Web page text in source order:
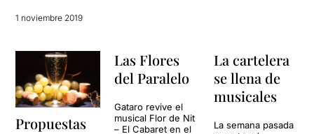
1 noviembre 2019
Propuestas
Las Flores
del Paralelo
Gataro revive el
musical Flor de Nit
– El Cabaret en el
La cartelera
se llena de
musicales
La semana pasada